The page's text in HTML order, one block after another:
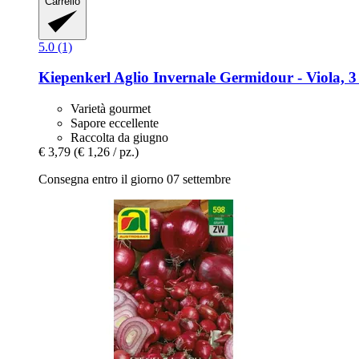
5.0 (1)
KiepenkerlAglio Invernale Germidour -​ Viola, 3
Varietà gourmet
Sapore eccellente
Raccolta da giugno
€ 3,79 (€ 1,26 / pz.)
Consegna entro il giorno 07 settembre